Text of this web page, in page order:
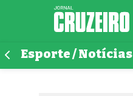
Esporte / Notícias